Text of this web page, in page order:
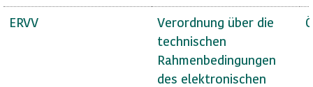
ERVV
Verordnung über die
technischen
Rahmenbedingungen
des elektronischen